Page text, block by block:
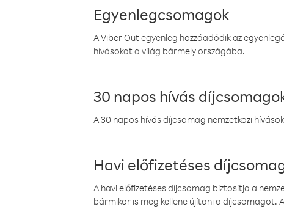
Egyenlegcsomagok
A Viber Out egyenleg hozzáadódik az
hívásokat a világ bármely országába.
30 napos hívás
A 30 napos hívás díjcsomag nemzetközi
Havi előfizetéses
A havi előfizetéses díjcsomag biztosítja a
bármikor is meg kellene újítani a díjcsomagot.